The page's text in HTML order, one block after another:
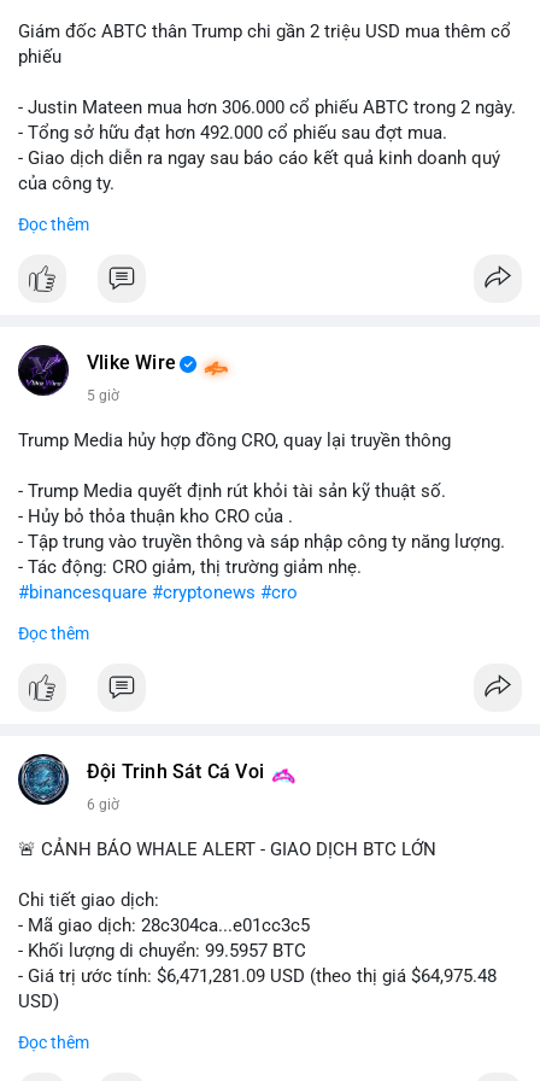
Giám đốc ABTC thân Trump chi gần 2 triệu USD mua thêm cổ
phiếu
- Justin Mateen mua hơn 306.000 cổ phiếu ABTC trong 2 ngày.
- Tổng sở hữu đạt hơn 492.000 cổ phiếu sau đợt mua.
- Giao dịch diễn ra ngay sau báo cáo kết quả kinh doanh quý
của công ty.
#abtc #cryptonews
$btc $eth
📰 Nguồn: CoinDesk
Đọc thêm
Vlike Wire
5 giờ
Trump Media hủy hợp đồng CRO, quay lại truyền thông
- Trump Media quyết định rút khỏi tài sản kỹ thuật số.
- Hủy bỏ thỏa thuận kho CRO của .
- Tập trung vào truyền thông và sáp nhập công ty năng lượng.
- Tác động: CRO giảm, thị trường giảm nhẹ.
#binancesquare #cryptonews #cro
$cro
#vlikevn #titanbot
Đọc thêm
Đội Trinh Sát Cá Voi
6 giờ
🚨 CẢNH BÁO WHALE ALERT - GIAO DỊCH BTC LỚN
Chi tiết giao dịch:
- Mã giao dịch: 28c304ca...e01cc3c5
- Khối lượng di chuyển: 99.5957 BTC
- Giá trị ước tính: $6,471,281.09 USD (theo thị giá $64,975.48
USD)
Đọc thêm